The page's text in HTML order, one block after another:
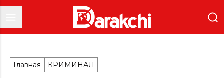
Главная КРИМИНАЛ